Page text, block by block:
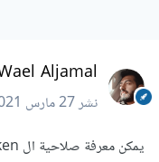
Wael Aljamal
نشر27 مارس 2021
يمكن معرفة صلاحية ال Token من خلال الشيفرة التالية: